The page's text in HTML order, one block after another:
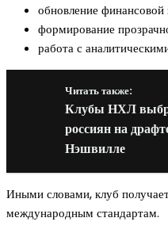
обновление
формирование
работа с
Читать также:
Клубы НХЛ
россиян на
Нэшвилле
Иными словами, клуб
международным стандартам.